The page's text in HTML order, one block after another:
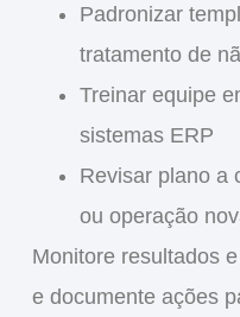
Padronizar
tratamento de
Treinar equipe
sistemas ERP
Revisar plano a
ou operação
Monitore resultados
e documente ações